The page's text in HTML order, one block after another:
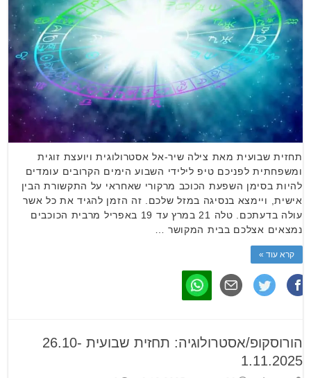
תחזית שבועית מאת צילה שיר-אל אסטרולוגית ויועצת זוגית
ומשפחתית לפניכם טיפ לילידי השבוע הימים הקרובים עומדים
להיות בסימן השפעת הכוכב מרקורי שאחראי על התקשורת הבין
אישית, ויימצא בנסיגה במזל שלכם. זה הזמן להגיד את כל אשר
עולה בדעתכם. טלה 21 במרץ עד 19 באפריל מרבית הכוכבים
נמצאים אצלכם בבית המקושר …
קרא עוד »
הורוסקופ/אסטרולוגיה: תחזית שבועית 26.10-
1.11.2025